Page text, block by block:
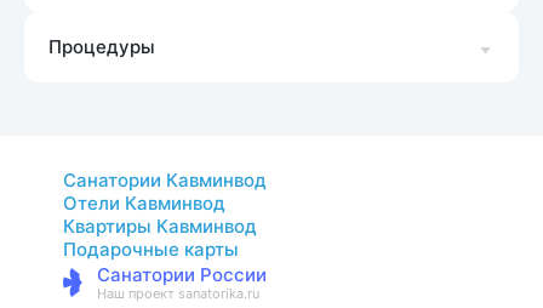
Процедуры
Санатории Кавминвод
Отели Кавминвод
Квартиры Кавминвод
Подарочные карты
Санатории России
Наш проект sanatorika.ru